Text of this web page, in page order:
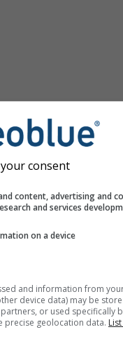
consent
content, advertising and
and services
on a device
and information from
device data) may be
or used specifically
precise geolocation data.